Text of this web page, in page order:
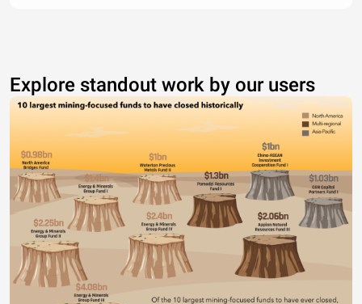
Explore standout work by our users